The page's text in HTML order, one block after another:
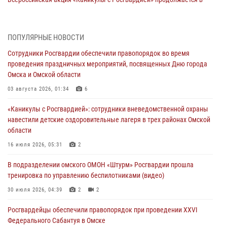
тренировка по управлению беспилотниками (видео)
30 июля 2026, 04:39 2
Росгвардия обеспечила безопасность уникального передвижного
29 июля 2026, 01:49
Росгвардейцы приняли участие в крестном ходе в День крещения
Руси в Омске
При содействии спецназа Росгвардии пресечены нарушения
миграционного законодательства в Омске (видео)
ПОПУЛЯРНЫЕ НОВОСТИ
Сотрудники Росгвардии обеспечили правопорядок во время
проведения праздничных мероприятий, посвященных Дню города
Омска и Омской области
03 августа 2026, 01:34 6
«Каникулы с Росгвардией»: сотрудники вневедомственной охраны
навестили детские оздоровительные лагеря в трех районах Омской
области
16 июля 2026, 05:31 2
В подразделении омского ОМОН «Штурм» Росгвардии прошла
тренировка по управлению беспилотниками (видео)
30 июля 2026, 04:39 2 2
Росгвардейцы обеcпечили правопорядок при проведении XXVI
Федерального Сабантуя в Омске